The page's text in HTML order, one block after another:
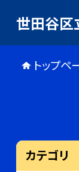
世田谷区
トップペ
カテゴリ